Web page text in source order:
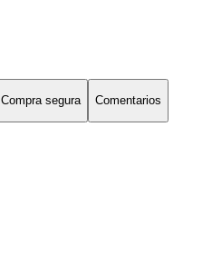
Compra segura Comentarios